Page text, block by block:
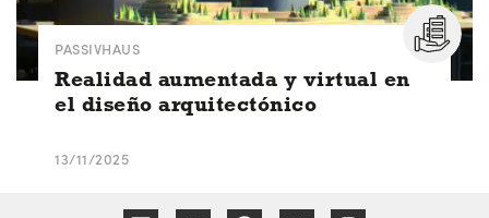
PASSIVHAUS
Realidad aumentada y virtual en
el diseño arquitectónico
13/11/2025